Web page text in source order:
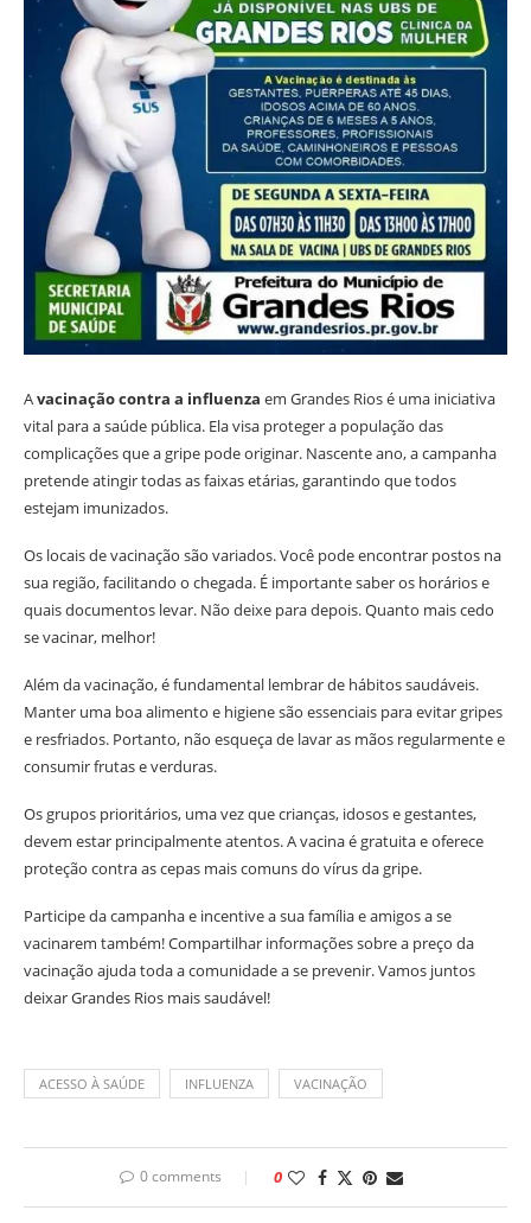
Avacinação contra a influenza em Grandes Rios é uma iniciativa
vital para a saúde pública. Ela visa proteger a população das
complicações que a gripe pode originar. Nascente ano, a campanha
pretende atingir todas as faixas etárias, garantindo que todos
estejam imunizados.
Os locais de vacinação são variados. Você pode encontrar postos na
sua região, facilitando o chegada. É importante saber os horários e
quais documentos levar. Não deixe para depois. Quanto mais cedo
se vacinar, melhor!
Além da vacinação, é fundamental lembrar de hábitos saudáveis.
Manter uma boa alimento e higiene são essenciais para evitar gripes
e resfriados. Portanto, não esqueça de lavar as mãos regularmente e
consumir frutas e verduras.
Os grupos prioritários, uma vez que crianças, idosos e gestantes,
devem estar principalmente atentos. A vacina é gratuita e oferece
proteção contra as cepas mais comuns do vírus da gripe.
Participe da campanha e incentive a sua família e amigos a se
vacinarem também! Compartilhar informações sobre a preço da
vacinação ajuda toda a comunidade a se prevenir. Vamos juntos
deixar Grandes Rios mais saudável!
ACESSO À SAÚDE INFLUENZA VACINAÇÃO
0 comments 0